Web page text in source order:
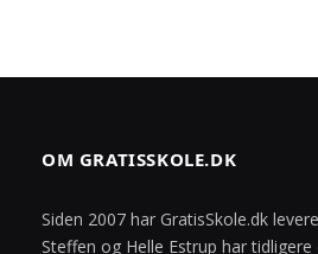
OM GRATISSKOLE.DK
Siden 2007 har GratisSkole.dk
Steffen og Helle Estrup har